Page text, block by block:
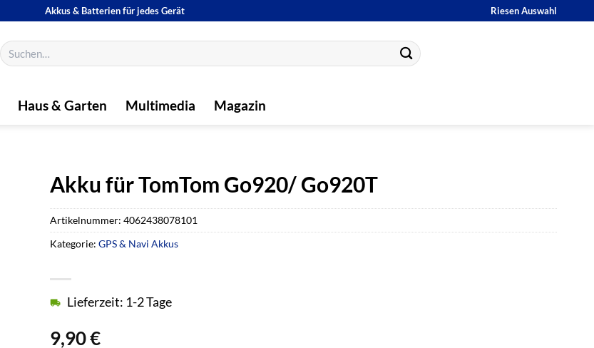
Akkus & Batterien für jedes Gerät Riesen Auswahl
Suchen
nach:
Haus & Garten Multimedia Magazin
Akku für TomTom Go920/ Go920T
9,90€
Lieferzeit: 1-2 Tage
Artikelnummer:4062438078101
Kategorie:GPS & Navi Akkus